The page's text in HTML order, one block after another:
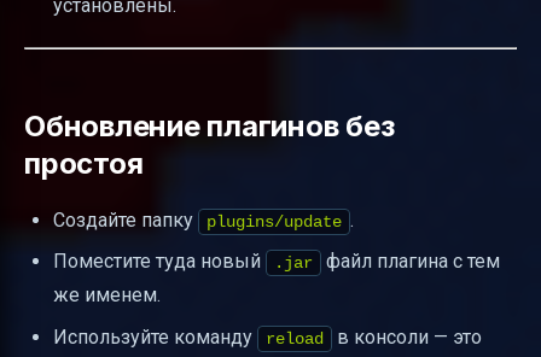
установлены.
Обновление плагинов без
простоя
Создайте папку plugins/update .
Поместите туда новый
.jar
файл плагина с тем
же именем.
Используйте команду
reload
в консоли — это